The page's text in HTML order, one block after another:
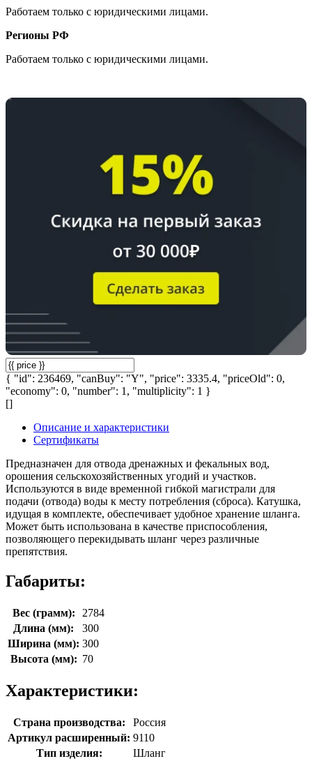
Работаем только с юридическими лицами.
Регионы РФ
Работаем только с юридическими лицами.
{ "id": 236469, "canBuy": "Y", "price": 3335.4, "priceOld": 0,
"economy": 0, "number": 1, "multiplicity": 1 }
[]
Описание и характеристики
Сертификаты
Предназначен для отвода дренажных и фекальных вод,
орошения сельскохозяйственных угодий и участков.
Используются в виде временной гибкой магистрали для
подачи (отвода) воды к месту потребления (сброса). Катушка,
идущая в комплекте, обеспечивает удобное хранение шланга.
Может быть использована в качестве приспособления,
позволяющего перекидывать шланг через различные
препятствия.
Габариты:
Вес (грамм):
2784
Длина (мм):
300
Ширина (мм): 300
Высота (мм): 70
Характеристики:
Страна производства:
Россия
Артикул расширенный: 9110
Тип изделия:
Шланг